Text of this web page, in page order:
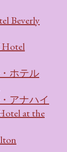
Beverly
ホテル
アナハイ
at the